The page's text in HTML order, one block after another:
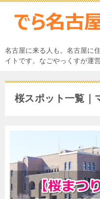
名古屋に来る人も。名古屋に
イトです。なごやっくすが運
桜スポット一覧｜